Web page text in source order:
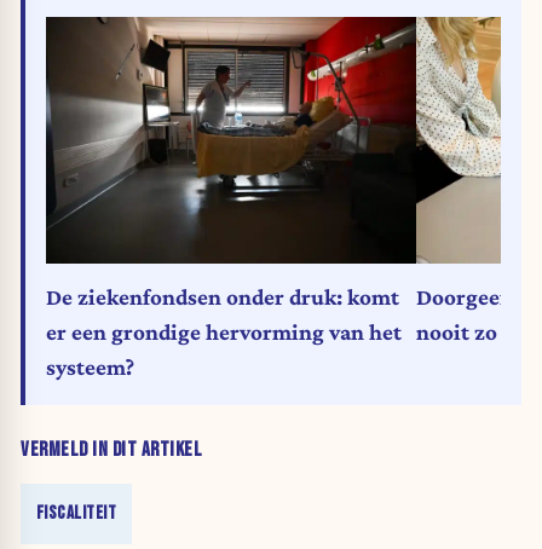
VERMELD IN DIT ARTIKEL
FISCALITEIT
De ziekenfondsen onder druk: komt
er een grondige hervorming van het
systeem?
nooit zo